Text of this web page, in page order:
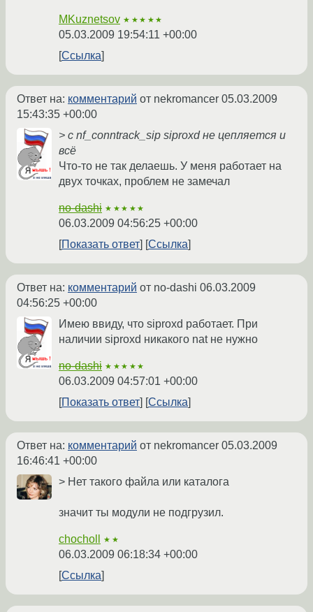
MKuznetsov ★★★★★
05.03.2009 19:54:11 +00:00
Ссылка
Ответ на: комментарий от nekromancer 05.03.2009
15:43:35 +00:00
> с nf_conntrack_sip siproxd не цепляется и
всё
Что-то не так делаешь. У меня работает на
двух точках, проблем не замечал
no-dashi ★★★★★
06.03.2009 04:56:25 +00:00
Показать ответ
Ссылка
Ответ на: комментарий от no-dashi 06.03.2009
04:56:25 +00:00
Имею ввиду, что siproxd работает. При
наличии siproxd никакого nat не нужно
no-dashi ★★★★★
06.03.2009 04:57:01 +00:00
Показать ответ
Ссылка
Ответ на: комментарий от nekromancer 05.03.2009
16:46:41 +00:00
> Нет такого файла или каталога
значит ты модули не подгрузил.
chocholl ★★
06.03.2009 06:18:34 +00:00
Ссылка